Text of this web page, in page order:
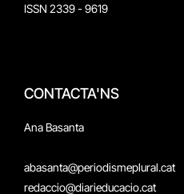
ISSN 2339 - 9619
CONTACTA'NS
Ana Basanta
abasanta@periodismeplural.cat
redaccio@diarieducacio.cat